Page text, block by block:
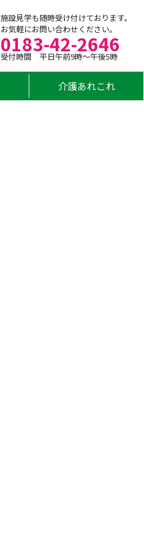
施設見学も随時受け付けております。
お気軽にお問い合わせください。
0183-42-2646
受付時間 平日午前9時～午後5時
介護あれこれ